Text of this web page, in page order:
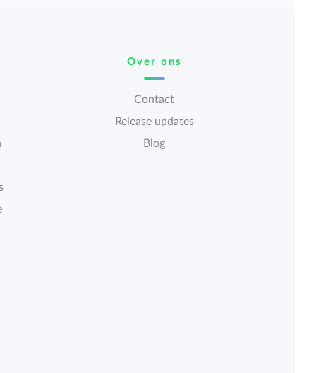
Over ons
Contact
Release updates
Blog